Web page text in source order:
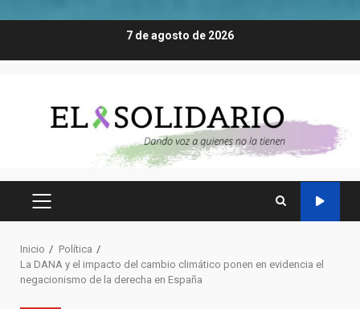
7 de agosto de 2026
MENÚ
Inicio
Política
La DANA y el impacto del cambio climático ponen en evidencia el
negacionismo de la derecha en España